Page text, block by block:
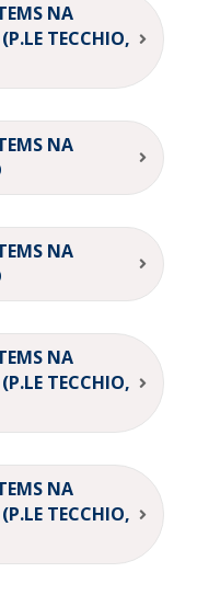
NA
TECCHIO,
NA
NA
NA
TECCHIO,
NA
TECCHIO,